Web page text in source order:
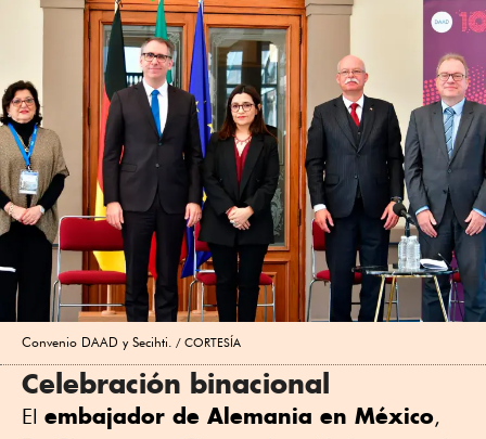
Convenio DAAD y Secihti. CORTESÍA
Celebración binacional
El embajador de Alemania en México,